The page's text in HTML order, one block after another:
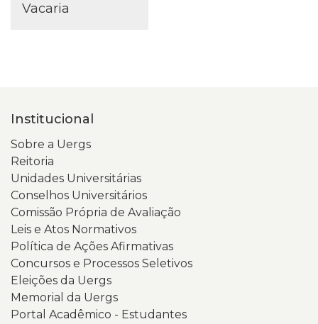
Vacaria
Institucional
Sobre a Uergs
Reitoria
Unidades Universitárias
Conselhos Universitários
Comissão Própria de Avaliação
Leis e Atos Normativos
Política de Ações Afirmativas
Concursos e Processos Seletivos
Eleições da Uergs
Memorial da Uergs
Portal Acadêmico - Estudantes